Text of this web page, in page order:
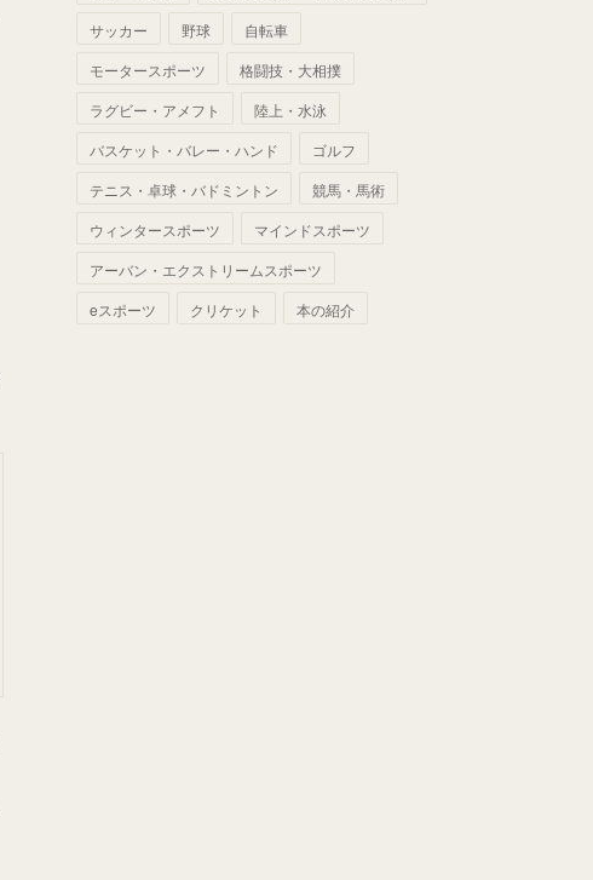
(36
(14
サッカー
野球
自転車
モータースポーツ
格闘技・大相撲
ラグビー・アメフト
陸上・水泳
バスケット・バレー・ハンド
ゴルフ
テニス・卓球・バドミントン
競馬・馬術
ウィンタースポーツ
マインドスポーツ
アーバン・エクストリームスポーツ
eスポーツ
クリケット 本の紹介